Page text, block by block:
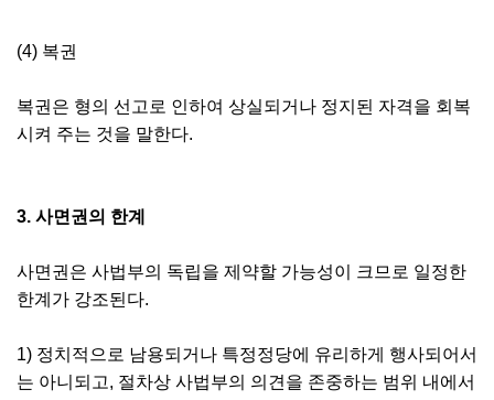
(4) 복권
복권은 형의 선고로 인하여 상실되거나 정지된 자격을 회복
시켜 주는 것을 말한다.
3. 사면권의 한계
사면권은 사법부의 독립을 제약할 가능성이 크므로 일정한
한계가 강조된다.
1) 정치적으로 남용되거나 특정정당에 유리하게 행사되어서
는 아니되고, 절차상 사법부의 의견을 존중하는 범위 내에서